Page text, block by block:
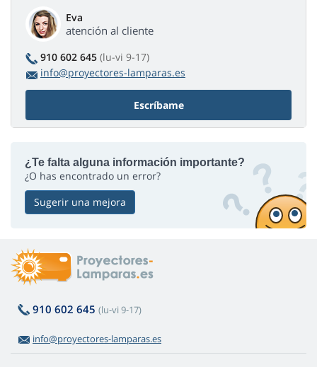
Eva
atención al cliente
910 602 645 (lu-vi 9-17)
info@proyectores-lamparas.es
Escríbame
¿Te falta alguna información importante?
¿O has encontrado un error?
Sugerir una mejora
910 602 645 (lu-vi 9-17)
info@proyectores-lamparas.es